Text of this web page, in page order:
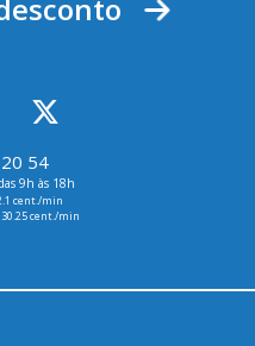
54
9h às 18h
cent./min
30.25 cent./min